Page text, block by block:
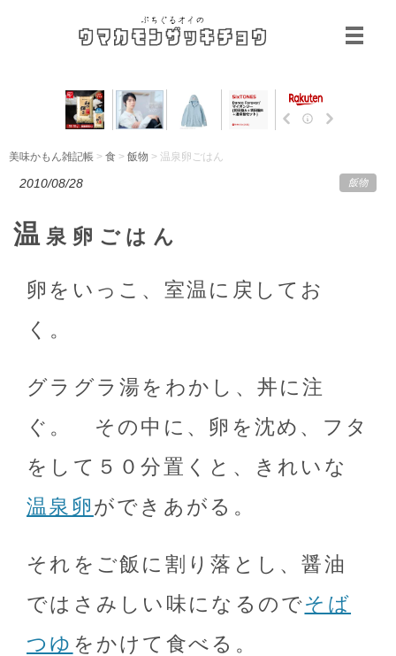
美味かもん雑記帳 > 食 > 飯物 > 温泉卵ごはん
2010/08/28 飯物
温 泉卵ごはん
卵をいっこ、室温に戻してお
く。
グラグラ湯をわかし、丼に注
ぐ。 その中に、卵を沈め、フタ
をして５０分置くと、きれいな
温泉卵ができあがる。
それをご飯に割り落とし、醤油
ではさみしい味になるのでそば
つゆ をかけて食べる。